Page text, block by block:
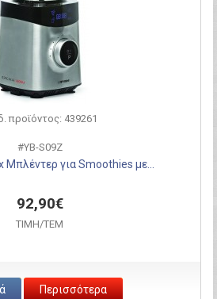
προϊόντος: 439261
#YB-S09Z
Μπλέντερ για Smoothies με...
92,90€
ΤΙΜH/ΤΕΜ
Περισσότερα